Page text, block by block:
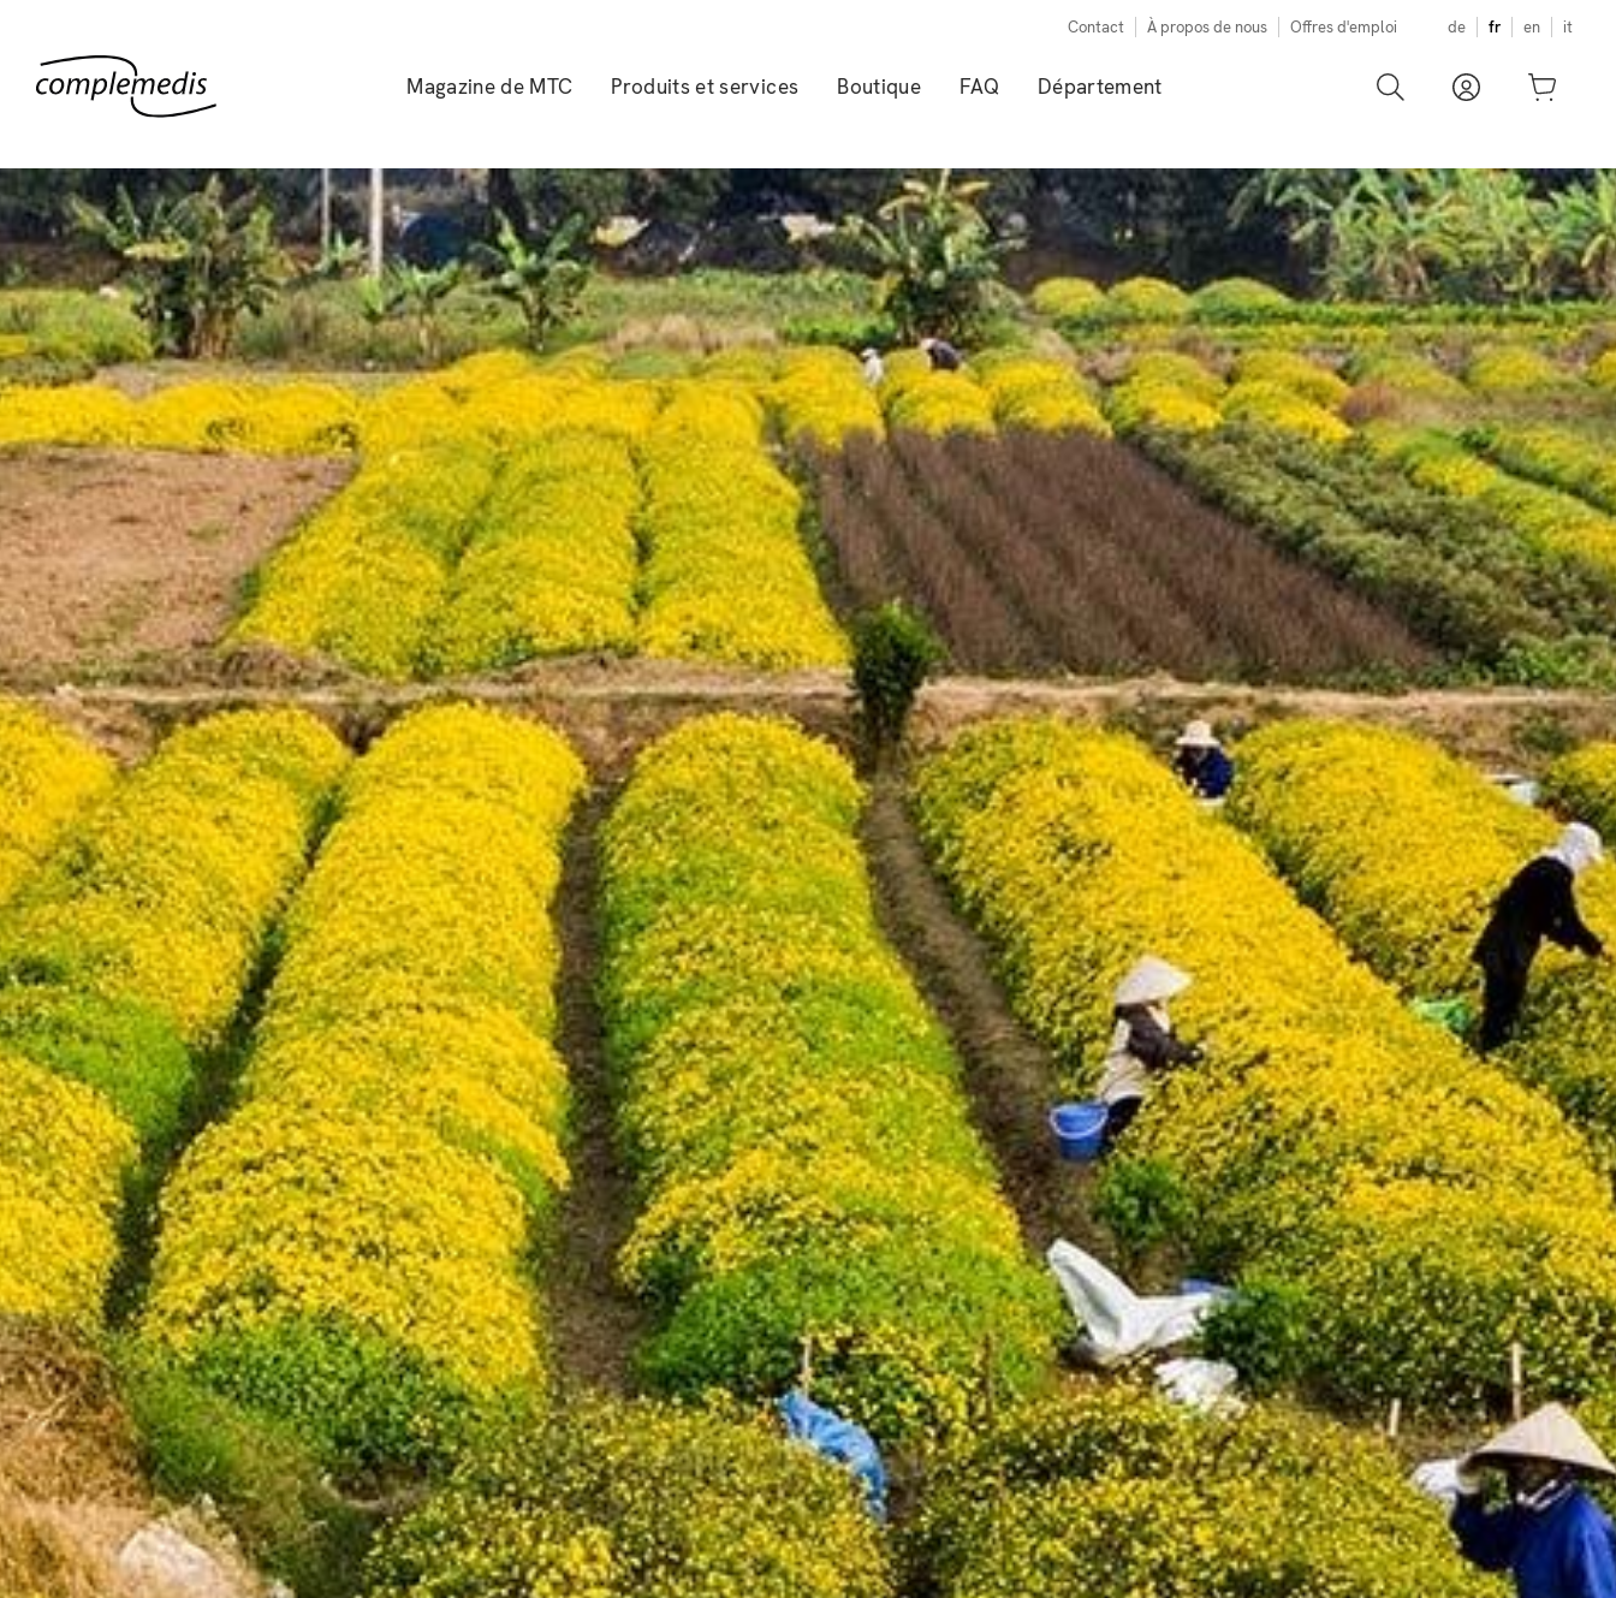
Contact À propos de nous Offres d'emploi de fr en it
Magazine de MTC Produits et services Boutique FAQ Département